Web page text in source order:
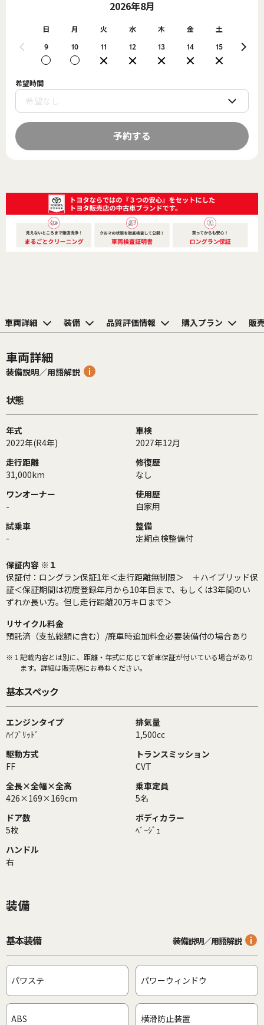
2026年8月
日
9
月
10
火
11
水
12
木
13
金
14
土
15 16
希望時間
予約する
車両詳細 装備 品質評価情報 購入プラン 販
車両詳細
装備説明／用語解説
状態
年式
2022年(R4年)
車検
2027年12月
走行距離
31,000km
修復歴
なし
ワンオーナー
-
使用歴
自家用
試乗車
-
整備
定期点検整備付
保証内容 ※１
保証付：ロングラン保証1年＜走行距離無制限＞ ＋ハイブリッド保
証＜保証期間は初度登録年月から10年目まで、もしくは3年間のい
ずれか長い方。但し走行距離20万キロまで＞
リサイクル料金
預託済（支払総額に含む）/廃車時追加料金必要装備付の場合あり
※１ 記載内容とは別に、距離・年式に応じて新車保証が付いている場合があり
ます。詳細は販売店にお尋ねください。
基本スペック
エンジンタイプ
ﾊｲﾌﾞﾘｯﾄﾞ
排気量
1,500cc
駆動方式
FF
トランスミッション
CVT
全長×全幅×全高
426×169×169cm
乗車定員
5名
ドア数
5枚
ボディカラー
ﾍﾞｰｼﾞｭ
ハンドル
右
装備
基本装備 装備説明／用語解説
パワステ パワーウィンドウ
ABS 横滑防止装置